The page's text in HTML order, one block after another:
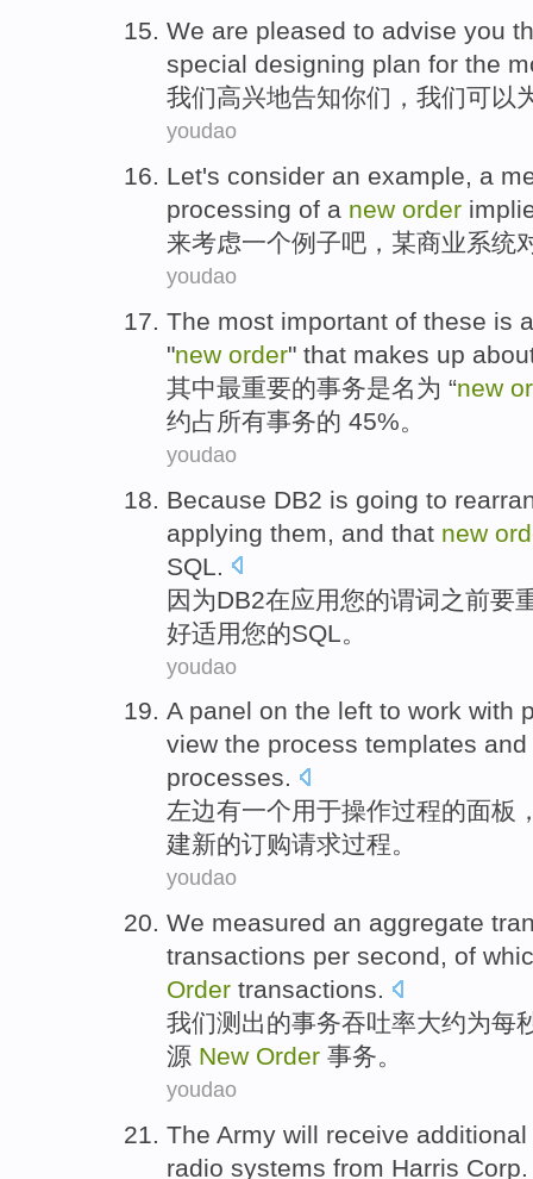
We are pleased to advise you
special designing plan for the
我们高兴地告知你们 ，我们可以
youdao
Let's consider an example, a
processing of a new order
来考虑一个例子吧 ， 某商业系统
youdao
The most important of these is
"new order" that makes up
其中最重要的事务是名为 “new
约占所有事务的 45%。
youdao
Because DB2 is going to
applying them , and that new
SQL
因为DB2在应用您的谓词之前要
好适用您的SQL 。
youdao
A panel on the left to work with
view the process templates and
processes.
左边有一个用于操作过程的面板
建新的订购请求过程。
youdao
We measured an aggregate
transactions per second, of
Order transactions.
我们测出的事务吞吐率大约为每
源 New Order 事务。
youdao
The Army will receive additional
radio systems from Harris Corp.